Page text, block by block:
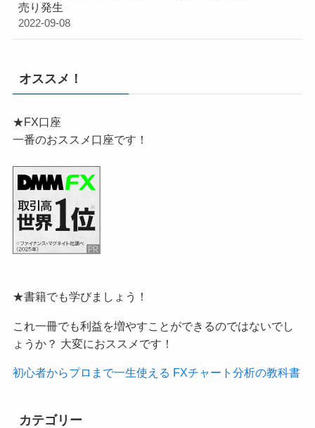
売り発生
2022-09-08
オススメ！
★FX口座
一番のおススメ口座です！
★書籍でも学びましょう！
これ一冊でも利益を増やすことができるのではないでし
ょうか？ 大変におススメです！
初心者からプロまで一生使える FXチャート分析の教科書
カテゴリー